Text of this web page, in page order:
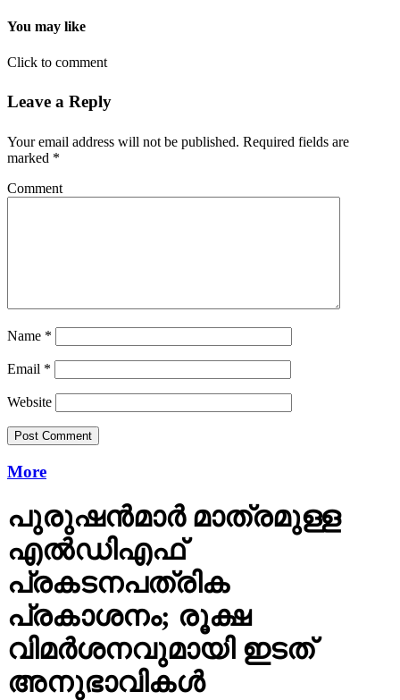
You may like
Click to comment
Leave a Reply
Your email address will not be published. Required fields are
marked *
Comment
Name *
Email *
Website
More
പുരുഷന്‍മാര്‍ മാത്രമുള്ള
എല്‍ഡിഎഫ്
പ്രകടനപത്രിക
പ്രകാശനം; രൂക്ഷ
വിമര്‍ശനവുമായി ഇടത്
അനുഭാവികൾ